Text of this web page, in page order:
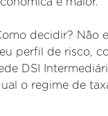
decidir? Não
perfil de risco,
DSI
o regime de